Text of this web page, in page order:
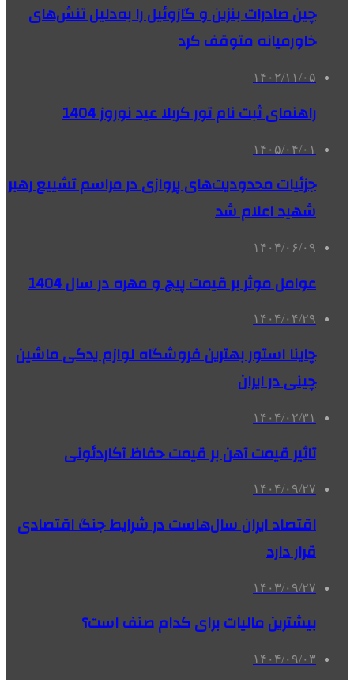
چین صادرات بنزین و گازوئیل را به‌دلیل تنش‌های
خاورمیانه متوقف کرد
۱۴۰۲/۱۱/۰۵
راهنمای ثبت نام تور کربلا عید نوروز 1404
۱۴۰۵/۰۴/۰۱
جزئیات محدودیت‌های پروازی در مراسم تشییع رهبر
شهید اعلام شد
۱۴۰۴/۰۶/۰۹
عوامل موثر بر قیمت پیچ و مهره در سال 1404
۱۴۰۴/۰۴/۲۹
چاینا استور بهترین فروشگاه لوازم یدکی ماشین
چینی در ایران
۱۴۰۴/۰۲/۳۱
تاثیر قیمت آهن بر قیمت حفاظ آکاردئونی
۱۴۰۴/۰۹/۲۷
اقتصاد ایران سال‌هاست در شرایط جنگ اقتصادی
قرار دارد
۱۴۰۳/۰۹/۲۷
بیشترین مالیات برای کدام صنف است؟
۱۴۰۴/۰۹/۰۳